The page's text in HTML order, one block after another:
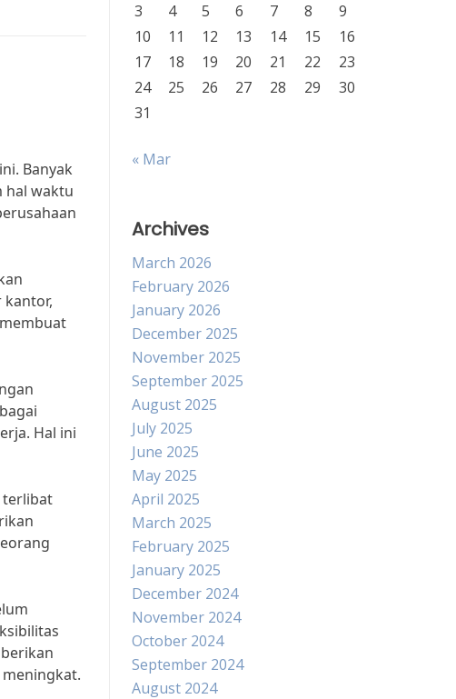
Banyak
hal waktu
Hal ini
terlibat
3
4 5 6 7 8
9
10
11 12 13 14 15
16
17
18 19 20 21 22
23
24
25 26 27 28 29
30
31
« Mar
Archives
March 2026
February 2026
January 2026
December 2025
November 2025
September 2025
August 2025
July 2025
June 2025
May 2025
April 2025
March 2025
February 2025
January 2025
December 2024
November 2024
October 2024
September 2024
August 2024